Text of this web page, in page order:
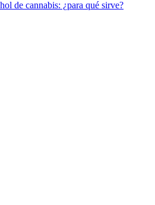
de cannabis: ¿para qué sirve?